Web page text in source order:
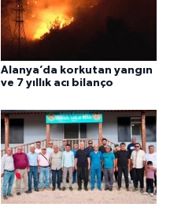
Alanya’da korkutan yangın
ve 7 yıllık acı bilanço